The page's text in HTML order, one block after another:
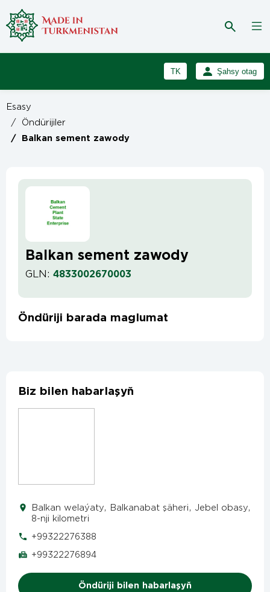
TK
RU
Şahsy otag
Esasy
/
Öndürijiler
/ Balkan sement zawody
Balkan sement zawody
GLN: 4833002670003
Öndüriji barada maglumat
Biz bilen habarlaşyň
Balkan welaýaty, Balkanabat şäheri, Jebel obasy,
8-nji kilometri
+99322276388
+99322276894
Öndüriji bilen habarlaşyň